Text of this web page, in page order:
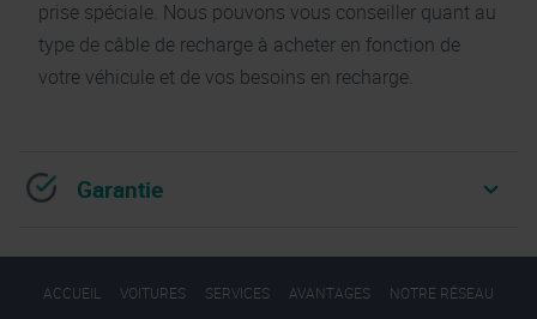
prise spéciale. Nous pouvons vous conseiller quant au
type de câble de recharge à acheter en fonction de
votre véhicule et de vos besoins en recharge.
Garantie
ACCUEIL VOITURES SERVICES AVANTAGES
NOTRE RÉSEAU